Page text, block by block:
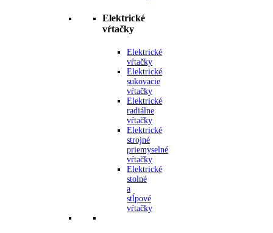
Elektrické
vŕtačky
Elektrické
vŕtačky
Elektrické
sukovacie
vŕtačky
Elektrické
radiálne
vŕtačky
Elektrické
strojné
priemyselné
vŕtačky
Elektrické
stolné
a
stĺpové
vŕtačky